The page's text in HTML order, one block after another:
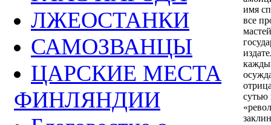
ЛЖЕОСТАНКИ
САМОЗВАНЦЫ
ЦАРСКИЕ МЕСТА
ФИНЛЯНДИИ
имя
все
сутью